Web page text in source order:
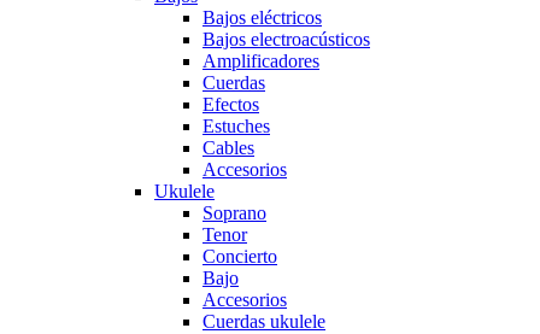
Bajos eléctricos
Bajos electroacústicos
Amplificadores
Cuerdas
Efectos
Estuches
Cables
Accesorios
Ukulele
Soprano
Tenor
Concierto
Bajo
Accesorios
Cuerdas ukulele